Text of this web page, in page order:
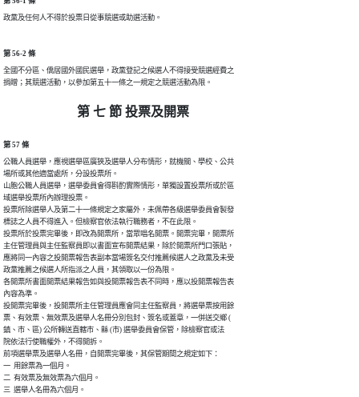
政黨及任何人不得於投票日從事競選或助選活動。
第 56-2 條
全國不分區、僑居國外國民選舉，政黨登記之候選人不得接受競選經費之
捐贈；其競選活動，以參加第五十一條之一規定之競選活動為限。
第 七 節 投票及開票
第 57 條
公職人員選舉，應視選舉區廣狹及選舉人分布情形，就機關、學校、公共
場所或其他適當處所，分設投票所。
山胞公職人員選舉，選舉委員會得斟酌實際情形，單獨設置投票所或於區
域選舉投票所內辦理投票。
投票所除選舉人及第二十一條規定之家屬外，未佩帶各級選舉委員會製發
標誌之人員不得進入。但檢察官依法執行職務者，不在此限。
投票所於投票完畢後，即改為開票所，當眾唱名開票。開票完畢，開票所
主任管理員與主任監察員即以書面宣布開票結果，除於開票所門口張貼，
應將同一內容之投開票報告表副本當場簽名交付推薦候選人之政黨及未受
政黨推薦之候選人所指派之人員，其領取以一份為限。
各開票所書面開票結果報告如與投開票報告表不同時，應以投開票報告表
內容為準。
投開票完畢後，投開票所主任管理員應會同主任監察員，將選舉票按用餘
票、有效票、無效票及選舉人名冊分別包封、簽名或蓋章，一併送交鄉 (
鎮、市、區) 公所轉送直轄市、縣 (市) 選舉委員會保管，除檢察官或法
院依法行使職權外，不得開拆。
前項選舉票及選舉人名冊，自開票完畢後，其保管期間之規定如下：
一  用餘票為一個月。
二  有效票及無效票為六個月。
三  選舉人名冊為六個月。